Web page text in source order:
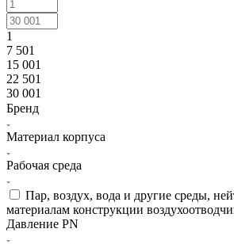
1
7 501
15 001
22 501
30 001
Бренд
Материал корпуса
Рабочая среда
Пар, воздух, вода и другие среды,
материалам конструкции
Давление PN